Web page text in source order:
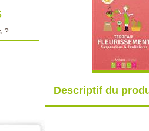
?
Descriptif du